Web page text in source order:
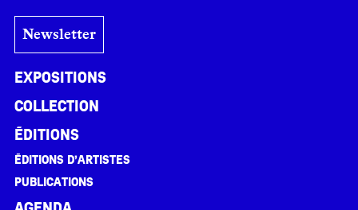
Newsletter
Expositions
Collection
Éditions
Éditions d’artistes
Publications